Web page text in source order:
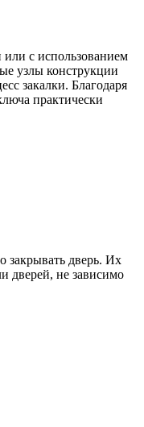
с использованием
узлы конструкции
закалки. Благодаря
практически
закрывать дверь. Их
дверей, не зависимо